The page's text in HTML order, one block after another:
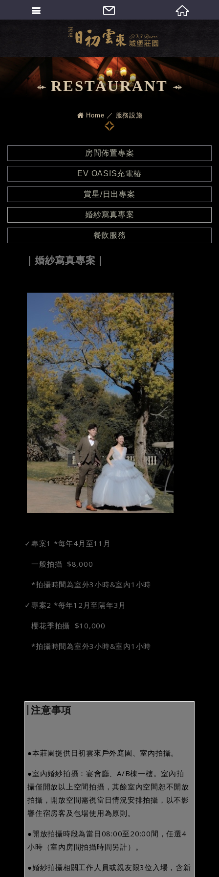
RESTAURANT
Home 服務設施
房間佈置專案
EV OASIS充電樁
賞星/日出專案
婚紗寫真專案
餐飲服務
｜婚紗寫真專案｜
✓專案1 *每年4月至11月
一般拍攝 $8,000
*拍攝時間為室外3小時&室內1小時
✓專案2 *每年12月至隔年3月
櫻花季拍攝 $10,000
*拍攝時間為室外3小時&室內1小時
注意事項
●本莊園提供日初雲來戶外庭園、室內拍攝。
●室內婚紗拍攝：宴會廳、A/B棟一樓。室內拍
攝僅開放以上空間拍攝，其餘室內空間恕不開放
拍攝，開放空間需視當日情況安排拍攝，以不影
響住宿房客及包場使用為原則。
●開放拍攝時段為當日08:00至20:00間，任選4
小時（室內房間拍攝時間另計）。
●婚紗拍攝相關工作人員或親友限3位入場，含新
繁體中文